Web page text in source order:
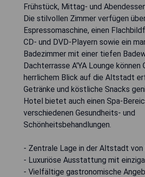
Frühstück, Mittag- und
Die stilvollen Zimmer verfügen
Espressomaschine, einen
CD- und DVD-Playern sowie ein
Badezimmer mit einer tiefen
Dachterrasse A'YA Lounge können
herrlichem Blick auf die Altstadt
Getränke und köstliche Snacks
Hotel bietet auch einen Spa-
verschiedenen Gesundheits- und
Schönheitsbehandlungen.
- Zentrale Lage in der Altstadt von
- Luxuriöse Ausstattung mit
- Vielfältige gastronomische